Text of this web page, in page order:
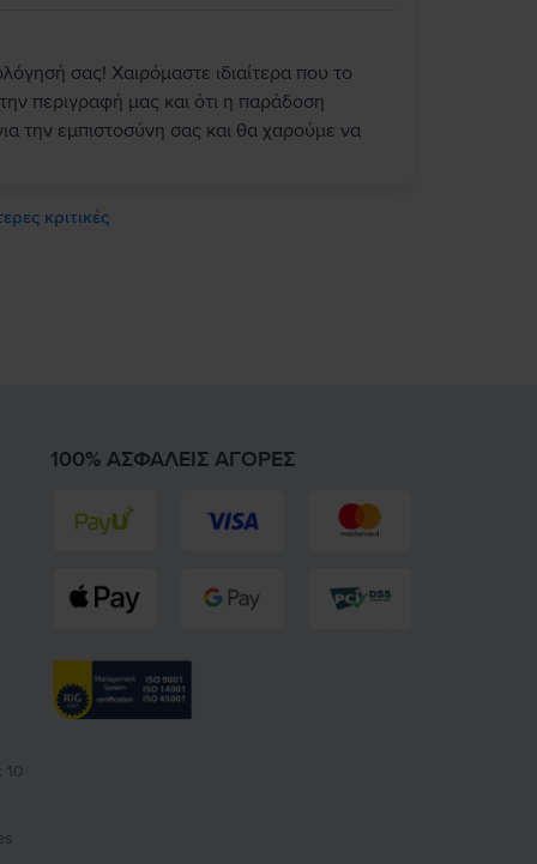
σας! Χαιρόμαστε ιδιαίτερα που το
περιγραφή μας και ότι η παράδοση
την εμπιστοσύνη σας και θα χαρούμε να
κριτικές
10
100% ΑΣΦΑΛΕΊΣ ΑΓΟΡΈΣ